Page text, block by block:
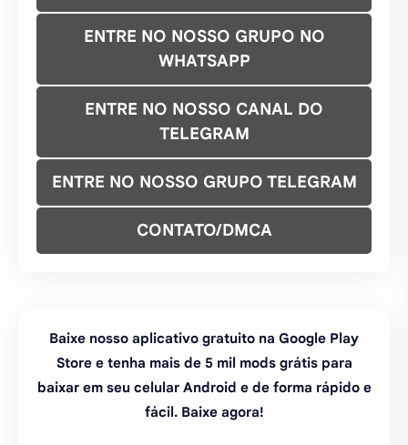
ENTRE NO NOSSO GRUPO NO
WHATSAPP
ENTRE NO NOSSO CANAL DO
TELEGRAM
ENTRE NO NOSSO GRUPO TELEGRAM
CONTATO/DMCA
Baixe nosso aplicativo gratuito na Google Play
Store e tenha mais de 5 mil mods grátis para
baixar em seu celular Android e de forma rápido e
fácil. Baixe agora!